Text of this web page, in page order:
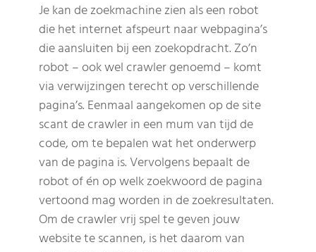
Je kan de zoekmachine zien als een robot
die het internet afspeurt naar webpagina’s
die aansluiten bij een zoekopdracht. Zo’n
robot – ook wel crawler genoemd – komt
via verwijzingen terecht op verschillende
pagina’s. Eenmaal aangekomen op de site
scant de crawler in een mum van tijd de
code, om te bepalen wat het onderwerp
van de pagina is. Vervolgens bepaalt de
robot of én op welk zoekwoord de pagina
vertoond mag worden in de zoekresultaten.
Om de crawler vrij spel te geven jouw
website te scannen, is het daarom van